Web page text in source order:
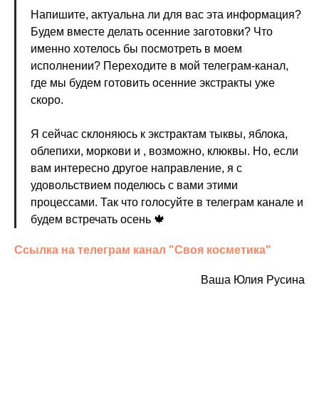
Напишите, актуальна ли для вас эта информация?
Будем вместе делать осенние заготовки? Что
именно хотелось бы посмотреть в моем
исполнении? Переходите в мой телеграм-канал,
где мы будем готовить осенние экстракты уже
скоро.
Я сейчас склоняюсь к экстрактам тыквы, яблока,
облепихи, моркови и , возможно, клюквы. Но, если
вам интересно другое направление, я с
удовольствием поделюсь с вами этими
процессами. Так что голосуйте в телеграм канале и
будем встречать осень 🍁
Ссылка на телеграм канал "Своя косметика"
Ваша Юлия Русина